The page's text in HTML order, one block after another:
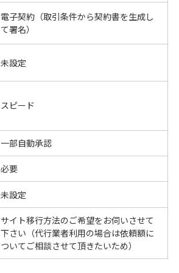
電子契約（取引条件から契約書を生成し
て署名）
未設定
スピード
一部自動承認
必要
未設定
サイト移行方法のご希望をお伺いさせて
下さい（代行業者利用の場合は依頼額に
ついてご相談させて頂きたいため）